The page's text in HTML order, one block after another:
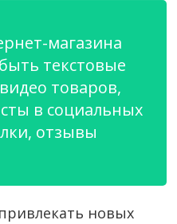
магазина
текстовые
товаров,
в социальных
отзывы
новых